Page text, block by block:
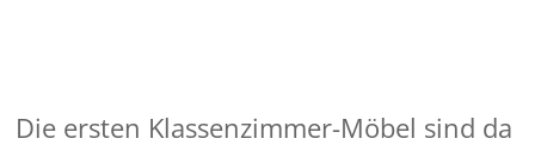
Die ersten Klassenzimmer-Möbel sind da